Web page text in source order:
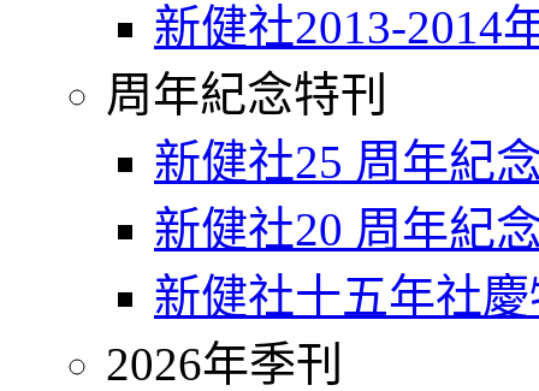
新健社2013-2014
周年紀念特刊
新健社25 周年紀
新健社20 周年紀
新健社十五年社
2026年季刊